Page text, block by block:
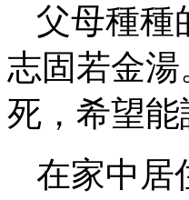
父母種種
志固若金
死，希望
在家中居